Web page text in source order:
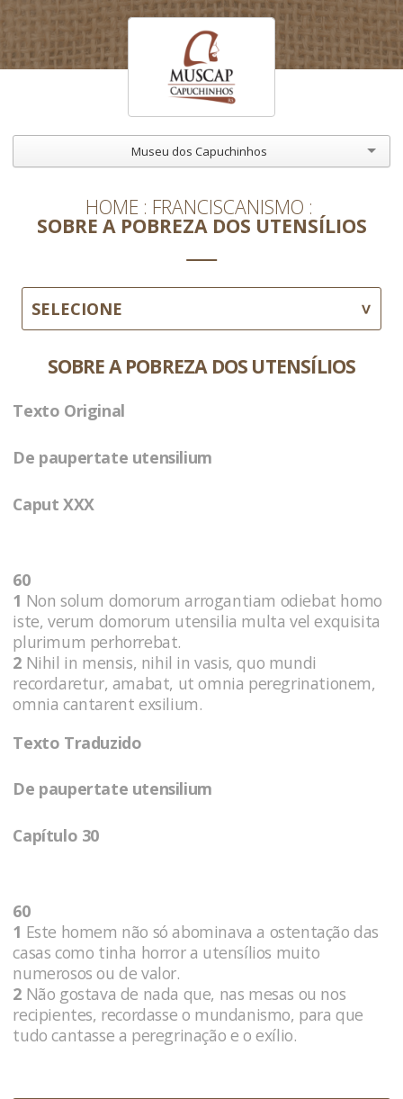
Museu dos Capuchinhos
HOME FRANCISCANISMO
SOBRE A POBREZA DOS UTENSÍLIOS
SELECIONE
SOBRE A POBREZA DOS UTENSÍLIOS
Texto Original
De paupertate utensilium
Caput XXX
60
1 Non solum domorum arrogantiam odiebat homo
iste, verum domorum utensilia multa vel exquisita
plurimum perhorrebat.
2 Nihil in mensis, nihil in vasis, quo mundi
recordaretur, amabat, ut omnia peregrinationem,
omnia cantarent exsilium.
Texto Traduzido
De paupertate utensilium
Capítulo 30
60
1 Este homem não só abominava a ostentação das
casas como tinha horror a utensílios muito
numerosos ou de valor.
2 Não gostava de nada que, nas mesas ou nos
recipientes, recordasse o mundanismo, para que
tudo cantasse a peregrinação e o exílio.